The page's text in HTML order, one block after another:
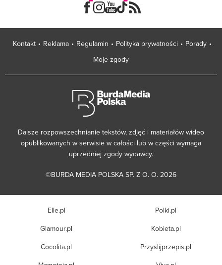
Kontakt Reklama Regulamin Polityka prywatności
Porady
Moje zgody
Dalsze rozpowszechnianie tekstów, zdjęć i materiałów wideo
opublikowanych w serwisie w całości lub w części wymaga
uprzedniej zgody wydawcy.
©BURDA MEDIA POLSKA SP. Z O. O. 2026
Elle.pl
Glamour.pl
Cocolita.pl
Polki.pl
Kobieta.pl
Przyslijprzepis.pl